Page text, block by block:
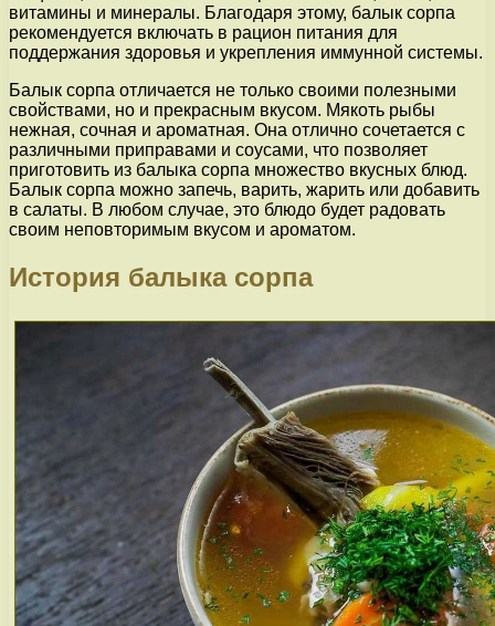
витамины и минералы. Благодаря этому, балык сорпа
рекомендуется включать в рацион питания для
поддержания здоровья и укрепления иммунной системы.
Балык сорпа отличается не только своими полезными
свойствами, но и прекрасным вкусом. Мякоть рыбы
нежная, сочная и ароматная. Она отлично сочетается с
различными приправами и соусами, что позволяет
приготовить из балыка сорпа множество вкусных блюд.
Балык сорпа можно запечь, варить, жарить или добавить
в салаты. В любом случае, это блюдо будет радовать
своим неповторимым вкусом и ароматом.
История балыка сорпа